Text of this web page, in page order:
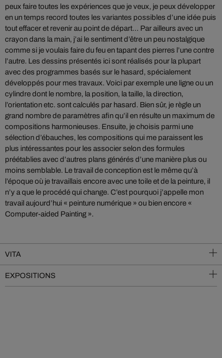
peux faire toutes les expériences que je veux, je peux développer
en un temps record toutes les variantes possibles d’une idée puis
tout effacer et revenir au point de départ… Par ailleurs avec un
crayon dans la main, j’ai le sentiment d’être un peu nostalgique
comme si je voulais faire du feu en tapant des pierres l’une contre
l’autre. Les dessins présentés ici sont réalisés pour la plupart
avec des programmes basés sur le hasard, spécialement
développés pour mes travaux. Voici par exemple une ligne ou un
cylindre dont le nombre, la position, la taille, la direction,
l’orientation etc. sont calculés par hasard. Bien sûr, je règle un
grand nombre de paramètres afin qu’il en résulte un maximum de
compositions harmonieuses. Ensuite, je choisis parmi une
sélection d’ébauches, les compositions qui me paraissent les
plus intéressantes pour les associer selon des formules
préétablies avec d’autres plans générés d’une manière plus ou
moins semblable. Le travail de conception est le même qu’à
l’époque où je travaillais encore avec une toile et de la peinture, il
n’y a que le procédé qui change. C’est pourquoi j’appelle mon
travail aujourd’hui « peinture numérique » ou bien encore «
Computer-aided Painting ».
VITA
EXPOSITIONS